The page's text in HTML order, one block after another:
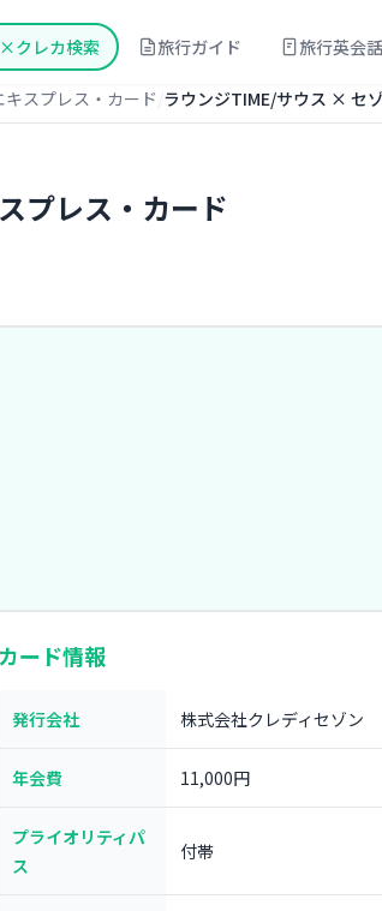
クレカ検索 旅行ガイド 旅行英会
スプレス・カード ラウンジTIME/サウス × セ
プレス・カード
カード情報
発行会社 株式会社クレディセゾン
年会費 11,000円
プライオリティパ
ス
付帯